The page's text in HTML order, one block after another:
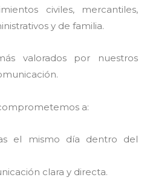
civiles, mercantiles,
y de familia.
valorados por nuestros
a:
el mismo día dentro del
clara y directa.